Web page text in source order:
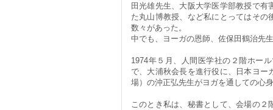
田光雄先生、大阪大学医学部教授で
た丸山博教授、など私にとってはそ
数々があった。
中でも、ヨーガの恩師、佐保田鶴治先
1974年５月、人間医学社の２階ホー
で、大浦秋会長を進行役に、日本ヨー
場）の沖正弘先生がヨガを通しての心
このとき私は、秘書として、会場の